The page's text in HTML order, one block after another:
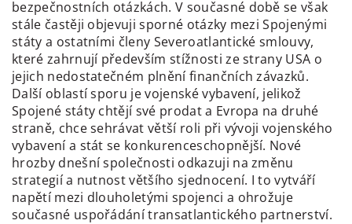
bezpečnostních otázkách. V současné době se však
stále častěji objevuji sporné otázky mezi Spojenými
státy a ostatními členy Severoatlantické smlouvy,
které zahrnují především stížnosti ze strany USA o
jejich nedostatečném plnění finančních závazků.
Další oblastí sporu je vojenské vybavení, jelikož
Spojené státy chtějí své prodat a Evropa na druhé
straně, chce sehrávat větší roli při vývoji vojenského
vybavení a stát se konkurenceschopnější. Nové
hrozby dnešní společnosti odkazuji na změnu
strategií a nutnost většího sjednocení. I to vytváří
napětí mezi dlouholetými spojenci a ohrožuje
současné uspořádání transatlantického partnerství.